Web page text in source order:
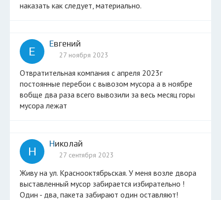
наказать как следует, материально.
Е
Евгений
27 ноября 2023
Отвратительная компания с апреля 2023г
постоянные перебои с вывозом мусора а в ноябре
вобще два раза всего вывозили за весь месяц горы
мусора лежат
Н
Николай
27 сентября 2023
Живу на ул. Краснооктябрьская. У меня возле двора
выставленный мусор забирается избирательно !
Один - два, пакета забирают один оставляют!